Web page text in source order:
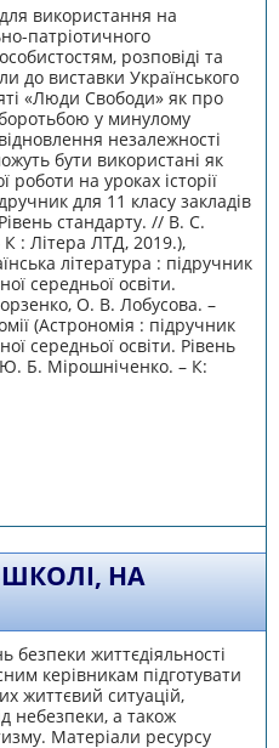
використання на
патріотичного
розповіді та
до виставки Українського
«Люди Свободи» як про
у минулому
незалежності
бути використані як
роботи на уроках історії
для 11 класу закладів
стандарту. // В. С.
: Літера ЛТД, 2019.),
література : підручник
середньої освіти.
О. В. Лобусова. –
(Астрономія : підручник
середньої освіти. Рівень
Б. Мірошніченко. – К:
НА
безпеки життєдіяльності
керівникам підготувати
життєвий ситуацій,
небезпеки, а також
Матеріали ресурсу